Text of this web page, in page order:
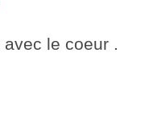
le coeur .